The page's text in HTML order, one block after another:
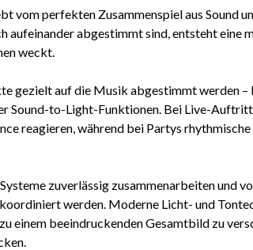
vom perfekten Zusammenspiel aus Sound
aufeinander abgestimmt sind, entsteht eine
weckt.
gezielt auf die Musik abgestimmt werden –
Sound-to-Light-Funktionen. Bei Live-
reagieren, während bei Partys
zuverlässig zusammenarbeiten und
werden. Moderne Licht- und
einem beeindruckenden Gesamtbild zu